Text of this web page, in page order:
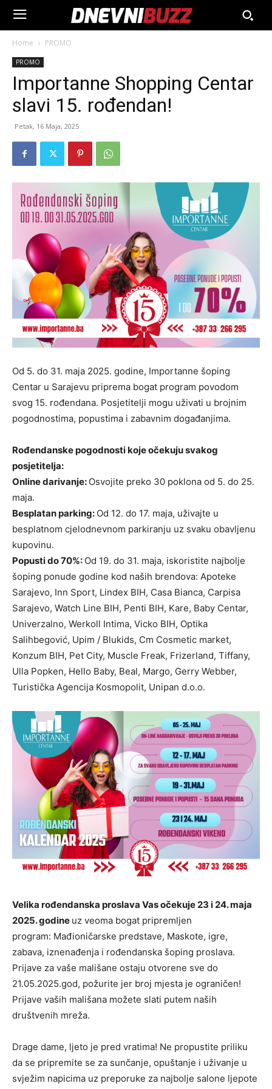
Home PROMO
PROMO
Importanne Shopping Centar
slavi 15. rođendan!
Petak, 16 Maja, 2025
Od 5. do 31. maja 2025. godine, Importanne šoping
Centar u Sarajevu priprema bogat program povodom
svog 15. rođendana. Posjetitelji mogu uživati u brojnim
pogodnostima, popustima i zabavnim događanjima.
Rođendanske pogodnosti koje očekuju svakog
posjetitelja:
Online darivanje: Osvojite preko 30 poklona od 5. do 25.
maja.
Besplatan parking: Od 12. do 17. maja, uživajte u
besplatnom cjelodnevnom parkiranju uz svaku obavljenu
kupovinu.
Popusti do 70%: Od 19. do 31. maja, iskoristite najbolje
šoping ponude godine kod naših brendova: Apoteke
Sarajevo, Inn Sport, Lindex BIH, Casa Bianca, Carpisa
Sarajevo, Watch Line BIH, Penti BIH, Kare, Baby Centar,
Univerzalno, Werkoll Intima, Vicko BIH, Optika
Salihbegović, Upim / Blukids, Cm Cosmetic market,
Konzum BIH, Pet City, Muscle Freak, Frizerland, Tiffany,
Ulla Popken, Hello Baby, Beal, Margo, Gerry Webber,
Turistička Agencija Kosmopolit, Unipan d.o.o.
Velika rođendanska proslava Vas očekuje 23 i 24. maja
2025. godine uz veoma bogat pripremljen
program: Mađioničarske predstave, Maskote, igre,
zabava, iznenađenja i rođendanska šoping proslava.
Prijave za vaše mališane ostaju otvorene sve do
21.05.2025.god, požurite jer broj mjesta je ograničen!
Prijave vaših mališana možete slati putem naših
društvenih mreža.
Drage dame, ljeto je pred vratima! Ne propustite priliku
da se pripremite se za sunčanje, opuštanje i uživanje u
svježim napicima uz preporuke za najbolje salone ljepote